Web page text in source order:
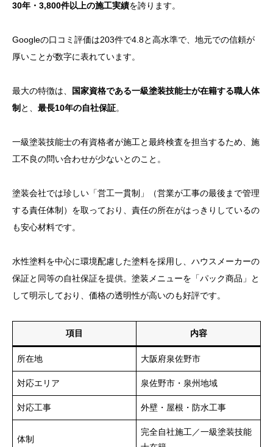
30年・3,800件以上の施工実績を誇ります。
Googleの口コミ評価は203件で4.8と高水準で、地元での信頼が
厚いことが数字に表れています。
最大の特徴は、
国家資格である一級塗装技能士が在籍する職人体
制 と、 最長10年の自社保証。
一級塗装技能士の有資格者が施工と最終検査を担当するため、施
工不良の問い合わせが少ないとのこと。
塗装会社では珍しい「営工一貫制」（営業が工事の最後まで管理
する責任体制）を取っており、責任の所在がはっきりしているの
も安心材料です。
水性塗料を中心に環境配慮した塗料を採用し、ハウスメーカーの
保証と同等の自社保証を提供。塗装メニューを「パック商品」と
して明示しており、価格の透明性が高いのも好評です。
項目 内容
所在地 大阪府泉佐野市
対応エリア 泉佐野市・泉州地域
対応工事 外壁・屋根・防水工事
体制
完全自社施工／一級塗装技能